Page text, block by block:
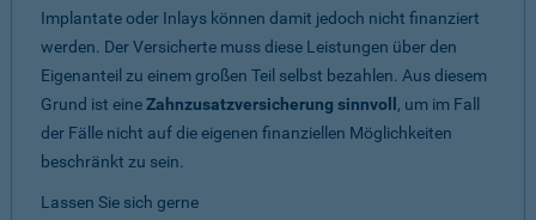
Implantate oder Inlays können damit jedoch nicht finanziert
werden. Der Versicherte muss diese Leistungen über den
Eigenanteil zu einem großen Teil selbst bezahlen. Aus diesem
Grund ist eineZahnzusatzversicherung sinnvoll , um im Fall
der Fälle nicht auf die eigenen finanziellen Möglichkeiten
beschränkt zu sein.
Lassen Sie sich gerne